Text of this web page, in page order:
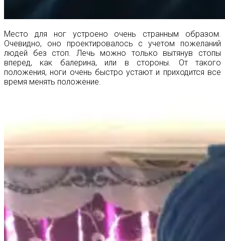
Место для ног устроено очень странным образом.
Очевидно, оно проектировалось с учетом пожеланий
людей без стоп. Лечь можно только вытянув стопы
вперед, как балерина, или в стороны. От такого
положения, ноги очень быстро устают и приходится все
время менять положение.